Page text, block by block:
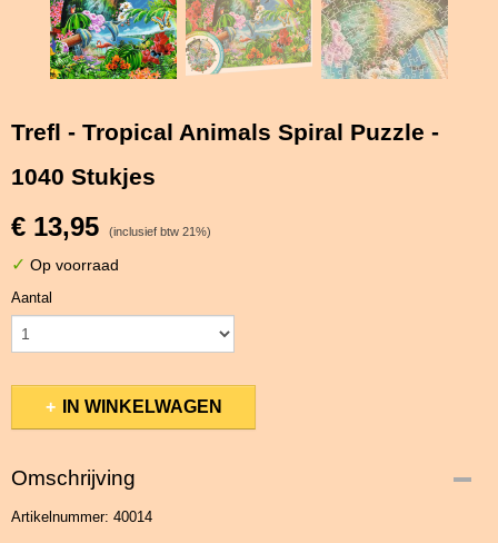
Trefl - Tropical Animals Spiral Puzzle -
1040 Stukjes
€ 13,95 (inclusief btw 21%)
✓ Op voorraad
Aantal
IN WINKELWAGEN
Omschrijving
Artikelnummer: 40014